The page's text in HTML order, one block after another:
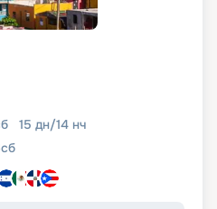
15 дн/14 нч
сб